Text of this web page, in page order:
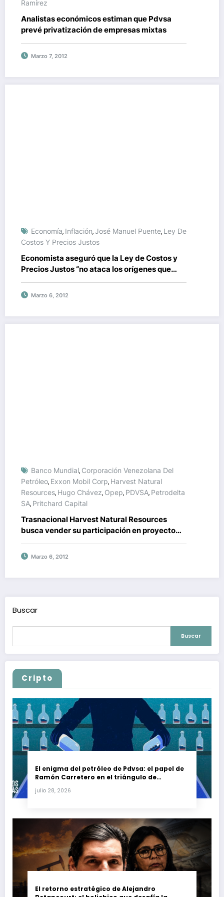
Ramírez
Analistas económicos estiman que Pdvsa
prevé privatización de empresas mixtas
Marzo 7, 2012
Economía, Inflación,José Manuel Puente, Ley De
Costos Y Precios Justos
Economista aseguró que la Ley de Costos y
Precios Justos “no ataca los orígenes que
desencadenan la inflación”
Marzo 6, 2012
Banco Mundial, Corporación Venezolana Del
Petróleo, Exxon Mobil Corp, Harvest Natural
Resources, Hugo Chávez, Opep, PDVSA, Petrodelta
SA, Pritchard Capital
Trasnacional Harvest Natural Resources
busca vender su participación en proyecto
petrolero venezolano
Marzo 6, 2012
Buscar
Buscar
Cripto
El enigma del petróleo de Pdvsa: el papel de
Ramón Carretero en el triángulo de
julio 28, 2026
El retorno estratégico de Alejandro